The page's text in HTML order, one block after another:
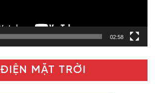
02:58
ĐIỆN MẶT TRỜI